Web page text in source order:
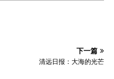
下一篇
清远日报：大海的光芒